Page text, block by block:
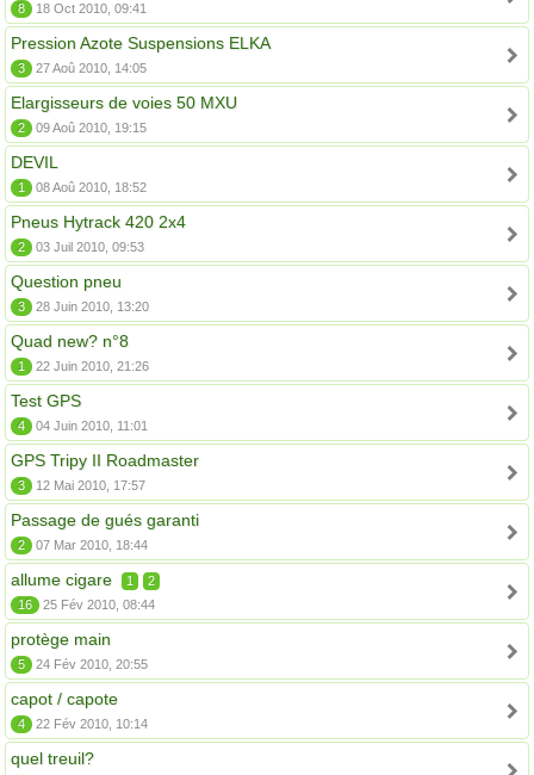
8 18 Oct 2010, 09:41
Pression Azote Suspensions ELKA
3 27 Aoû 2010, 14:05
Elargisseurs de voies 50 MXU
2 09 Aoû 2010, 19:15
DEVIL
1 08 Aoû 2010, 18:52
Pneus Hytrack 420 2x4
2 03 Juil 2010, 09:53
Question pneu
3 28 Juin 2010, 13:20
Quad new? n°8
1 22 Juin 2010, 21:26
Test GPS
4 04 Juin 2010, 11:01
GPS Tripy II Roadmaster
3 12 Mai 2010, 17:57
Passage de gués garanti
2 07 Mar 2010, 18:44
allume cigare 1
2
16
25 Fév 2010, 08:44
protège main
5 24 Fév 2010, 20:55
capot / capote
4 22 Fév 2010, 10:14
quel treuil?